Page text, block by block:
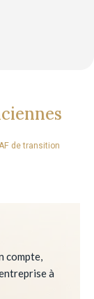
de transition
compte,
à